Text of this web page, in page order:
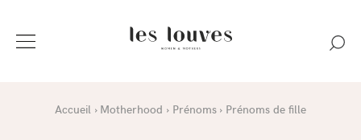
Accueil Motherhood Prénoms Prénoms de fille